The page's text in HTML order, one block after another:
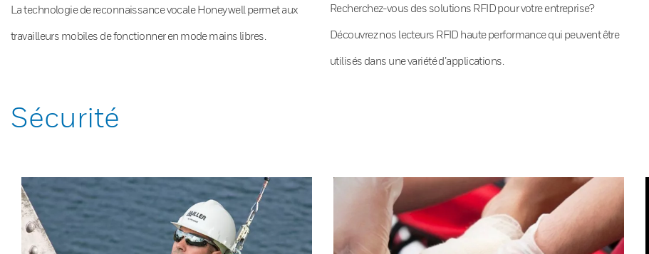
La technologie de reconnaissance vocale Honeywell permet aux
travailleurs mobiles de fonctionner en mode mains libres.
Recherchez-vous des solutions RFID pour votre entreprise?
Découvrez nos lecteurs RFID haute performance qui peuvent être
utilisés dans une variété d’applications.
Sécurité